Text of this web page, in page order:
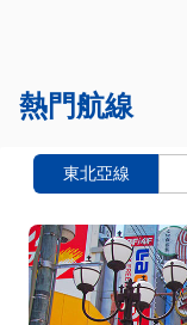
熱門航線
東北亞線